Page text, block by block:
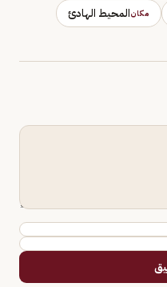
مكانالمحيط الهادئ